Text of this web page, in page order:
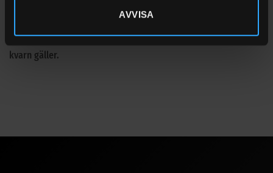
AVVISA
Finns tillgängligt i 50 kg kvartsfat och 180 helfat – först till
kvarn gäller.